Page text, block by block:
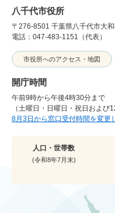
八千代市役所
〒276-8501 千葉県八千代市大
電話：047-483-1151（代表）
市役所へのアクセス・地図
開庁時間
午前9時から午後4時30分まで
（土曜日・日曜日・祝日および
8月3日から窓口受付時間を変更
人口・世帯数
(令和8年7月末)